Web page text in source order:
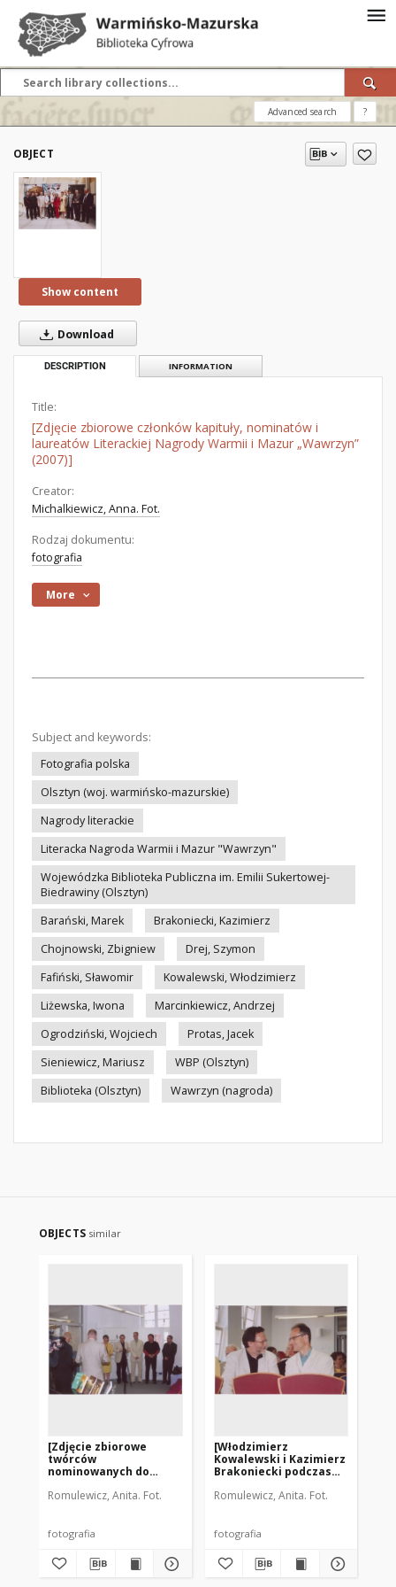
Advanced search ?
OBJECT
Show content
Download
DESCRIPTION INFORMATION
Title:
[Zdjęcie zbiorowe członków kapituły, nominatów i
laureatów Literackiej Nagrody Warmii i Mazur „Wawrzyn”
(2007)]
Creator:
Michalkiewicz, Anna. Fot.
Rodzaj dokumentu:
fotografia
More
Subject and keywords:
Fotografia polska
Olsztyn (woj. warmińsko-mazurskie)
Nagrody literackie
Literacka Nagroda Warmii i Mazur "Wawrzyn"
Wojewódzka Biblioteka Publiczna im. Emilii Sukertowej-
Biedrawiny (Olsztyn)
Barański, Marek
Brakoniecki, Kazimierz
Chojnowski, Zbigniew
Drej, Szymon
Fafiński, Sławomir
Kowalewski, Włodzimierz
Liżewska, Iwona
Marcinkiewicz, Andrzej
Ogrodziński, Wojciech
Protas, Jacek
Sieniewicz, Mariusz
WBP (Olsztyn)
Biblioteka (Olsztyn)
Wawrzyn (nagroda)
OBJECTS similar
[Zdjęcie zbiorowe
twórców
nominowanych do
Warmii i Mazur
Romulewicz, Anita. Fot.
fotografia
[Włodzimierz
Kowalewski i Kazimierz
Brakoniecki podczas
Literackiej Nagrody
Romulewicz, Anita. Fot.
fotografia